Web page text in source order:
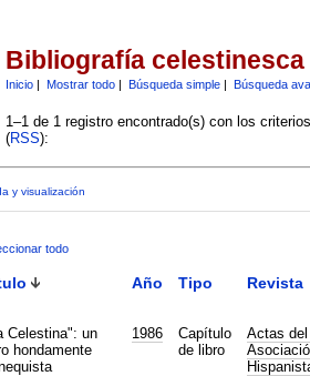
Bibliografía celestinesca
Inicio| Mostrar todo| Búsqueda simple| Búsqueda
1–1 de 1 registro encontrado(s) con los
(RSS):
y visualización
todo
Año Tipo Revista
Celestina": un
hondamente
1986
Capítulo
de libro
Actas